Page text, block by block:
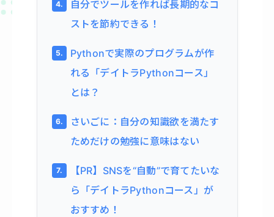
自分でツールを作れば長期的なコ
ストを節約できる！
Pythonで実際のプログラムが作
れる「デイトラPythonコース」
とは？
さいごに：自分の知識欲を満たす
ためだけの勉強に意味はない
【PR】SNSを“自動”で育てたいな
ら「デイトラPythonコース」が
おすすめ！